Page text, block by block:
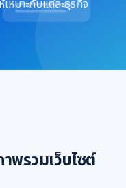
หมาะกับแต่ละธุรกิจ
พรวมเว็บไซต์